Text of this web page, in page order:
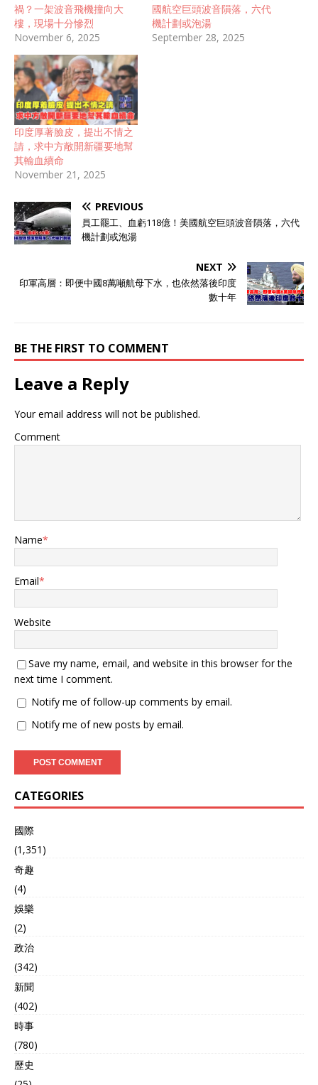
禍？一架波音飛機撞向大
樓，現場十分慘烈
November 6, 2025
國航空巨頭波音隕落，六代
機計劃或泡湯
September 28, 2025
印度厚著臉皮，提出不情之
請，求中方敞開新疆要地幫
其輸血續命
November 21, 2025
PREVIOUS
員工罷工、血虧118億！美國航空巨頭波音隕落，六代
機計劃或泡湯
NEXT
印軍高層：即便中國8萬噸航母下水，也依然落後印度
數十年
BE THE FIRST TO COMMENT
Leave a Reply
Your email address will not be published.
Comment
Name*
Email*
Website
Save my name, email, and website in this browser for the
next time I comment.
Notify me of follow-up comments by email.
Notify me of new posts by email.
CATEGORIES
國際
(1,351)
奇趣
(4)
娛樂
(2)
政治
(342)
新聞
(402)
時事
(780)
歷史